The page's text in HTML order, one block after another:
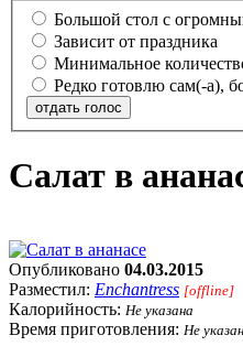
Большой стол с
Зависит от праздника
Минимальное
Редко готовлю сам(-а),
отдать голос
Салат в
Опубликовано 04.03.2015
Разместил: Enchantress [offline]
Калорийность: Не указана
Время приготовления: Не